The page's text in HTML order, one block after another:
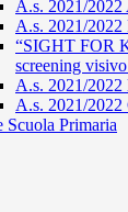
A.s. 2021/2022
A.s. 2021/
“SIGHT FOR
screening
A.s. 2021/2022
A.s. 2021/2022
Scuola Primaria